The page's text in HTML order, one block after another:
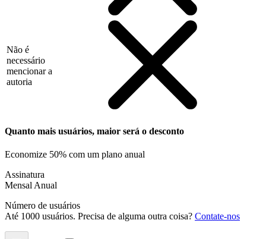
Não é
necessário
mencionar a
autoria
Quanto mais usuários, maior será o desconto
Economize 50% com um plano anual
Assinatura
Mensal Anual
Número de usuários
Até 1000 usuários. Precisa de alguma outra coisa? Contate-nos